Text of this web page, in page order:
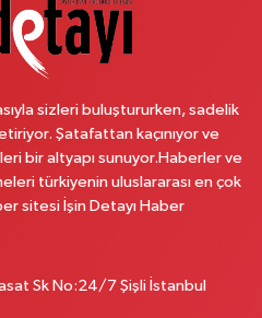
25 A
Al
38 NOLU ASM YANI - ESENTEPE
KASABIN KARŞI SOKAĞINDA
sizleri buluştururken, sadelik
Şatafattan kaçınıyor ve
bir altyapı sunuyor.Haberler ve
türkiyenin uluslararası en çok
sitesi İşin Detayı Haber
Sk No:24/7 Şişli İstanbul